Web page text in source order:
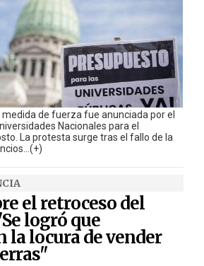
medida de fuerza fue anunciada por el
Nacionales para el
La protesta surge tras el fallo de la
el retroceso del
logró que
la locura de vender